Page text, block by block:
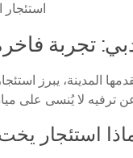
تجربة
المدينة، يبرز
استئجار